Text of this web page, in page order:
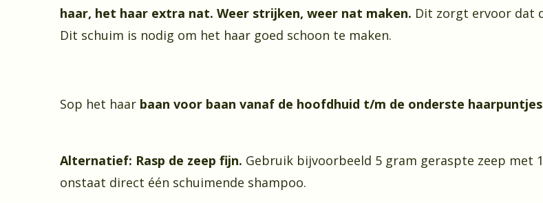
haar, het haar extra nat. Weer strijken, weer nat maken. Dit zorgt ervoor dat
Dit schuim is nodig om het haar goed schoon te maken.
Sop het haar baan voor baan vanaf de hoofdhuid t/m de onderste
Alternatief: Rasp de zeep fijn. Gebruik bijvoorbeeld 5 gram geraspte zeep met
onstaat direct één schuimende shampoo.